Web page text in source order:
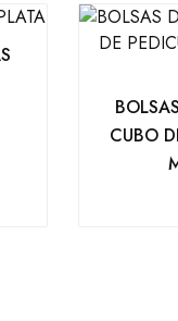
CUBO